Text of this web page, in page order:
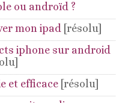
ou androïd ?
mon ipad [résolu]
iphone sur android
et efficace [résolu]